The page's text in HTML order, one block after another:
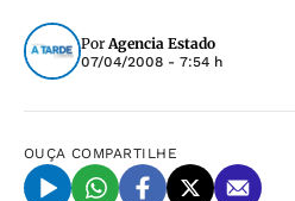
PorAgencia Estado
07/04/2008 - 7:54 h
OUÇA COMPARTILHE